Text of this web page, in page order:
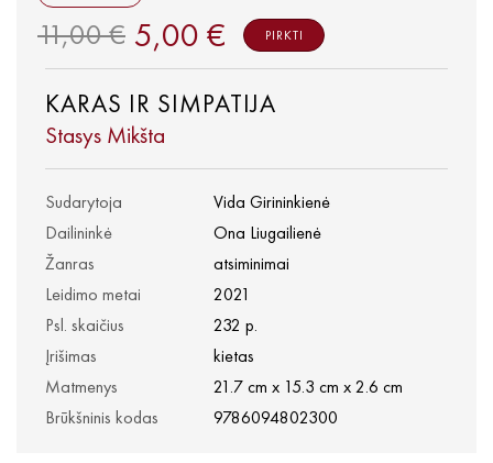
KARAS IR SIMPATIJA
Stasys Mikšta
Sudarytoja
Vida Girininkienė
Dailininkė
Ona Liugailienė
Žanras
atsiminimai
Leidimo metai
2021
Psl. skaičius
232 p.
Įrišimas
kietas
Matmenys
21.7 cm x 15.3 cm x 2.6 cm
Brūkšninis kodas
9786094802300
11,00 € 5,00 € PIRKTI